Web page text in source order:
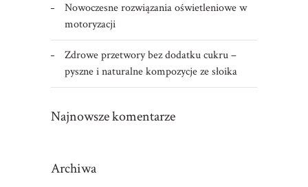
Nowoczesne rozwiązania oświetleniowe w
motoryzacji
Zdrowe przetwory bez dodatku cukru –
pyszne i naturalne kompozycje ze słoika
Najnowsze komentarze
Archiwa